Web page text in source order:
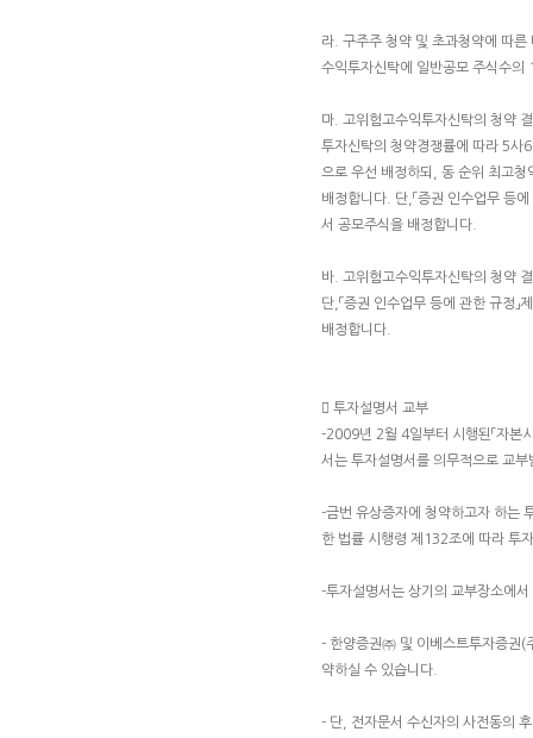
라. 구주주 청약 및 초과청약에 따른
수익투자신탁에 일반공모 주식수
마. 고위험고수익투자신탁의 청약
투자신탁의 청약경쟁률에 따라 5사
으로 우선 배정하되, 동 순위 최고
배정합니다. 단,「증권 인수업무 등
서 공모주식을 배정합니다.
바. 고위험고수익투자신탁의 청약
단,「증권 인수업무 등에 관한 규정
배정합니다.
 투자설명서 교부
-2009년 2월 4일부터 시행된「자본
서는 투자설명서를 의무적으로 교
-금번 유상증자에 청약하고자 하는
한 법률 시행령 제132조에 따라 투
-투자설명서는 상기의 교부장소에
- 한양증권㈜ 및 이베스트투자증권(
약하실 수 있습니다.
- 단, 전자문서 수신자의 사전동의